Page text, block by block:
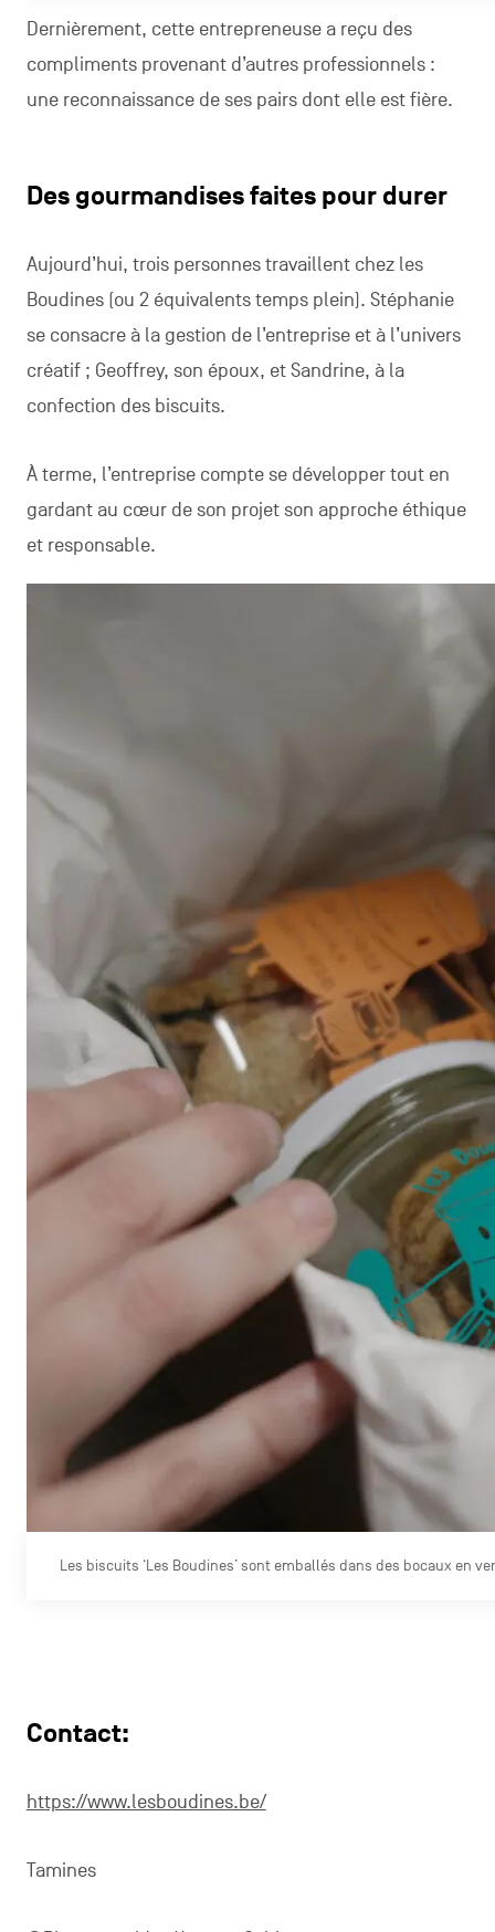
Dernièrement, cette entrepreneuse a reçu des
compliments provenant d’autres professionnels :
une reconnaissance de ses pairs dont elle est fière.
Des gourmandises faites pour durer
Aujourd’hui, trois personnes travaillent chez les
Boudines (ou 2 équivalents temps plein). Stéphanie
se consacre à la gestion de l’entreprise et à l’univers
créatif ; Geoffrey, son époux, et Sandrine, à la
confection des biscuits.
À terme, l’entreprise compte se développer tout en
gardant au cœur de son projet son approche éthique
et responsable.
Les biscuits ‘Les Boudines’ sont emballés dans des bocaux en
Contact:
https://www.lesboudines.be/
Tamines